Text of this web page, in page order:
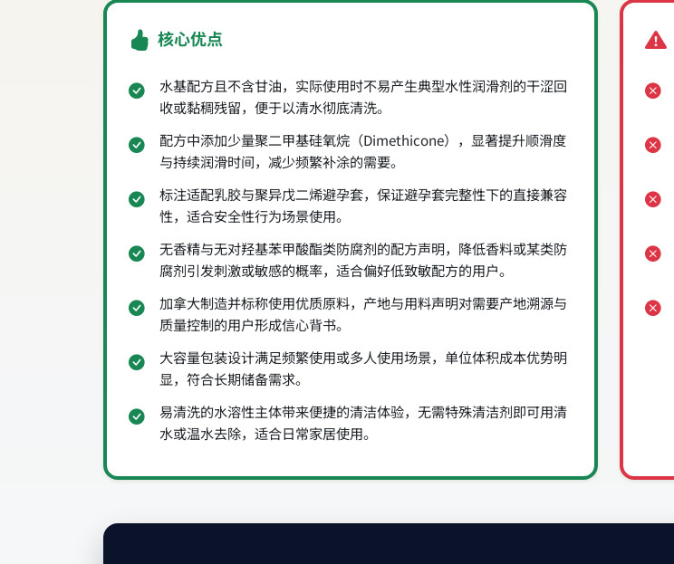
核心优点
水基配方且不含甘油，实际使用时不易产生典型水性润滑剂的干涩回
收或黏稠残留，便于以清水彻底清洗。
配方中添加少量聚二甲基硅氧烷（Dimethicone），显著提升顺滑度
与持续润滑时间，减少频繁补涂的需要。
标注适配乳胶与聚异戊二烯避孕套，保证避孕套完整性下的直接兼容
性，适合安全性行为场景使用。
无香精与无对羟基苯甲酸酯类防腐剂的配方声明，降低香料或某类防
腐剂引发刺激或敏感的概率，适合偏好低致敏配方的用户。
加拿大制造并标称使用优质原料，产地与用料声明对需要产地溯源与
质量控制的用户形成信心背书。
大容量包装设计满足频繁使用或多人使用场景，单位体积成本优势明
显，符合长期储备需求。
易清洗的水溶性主体带来便捷的清洁体验，无需特殊清洁剂即可用清
水或温水去除，适合日常家居使用。